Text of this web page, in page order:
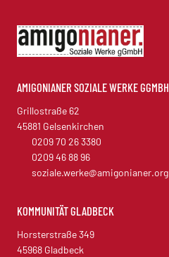
AMIGONIANER SOZIALE WERKE GGMBH
Grillostraße 62
45881 Gelsenkirchen
0209 70 26 3380
0209 46 88 96
soziale.werke@amigonianer.org
KOMMUNITÄT GLADBECK
Horsterstraße 349
45968 Gladbeck